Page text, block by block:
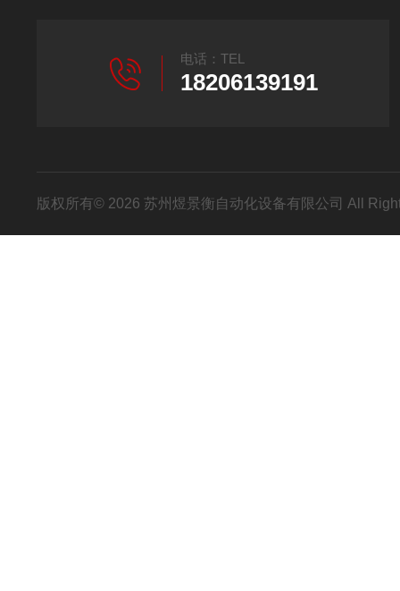
电话：TEL
18206139191
版权所有© 2026 苏州煜景衡自动化设备有限公司 All